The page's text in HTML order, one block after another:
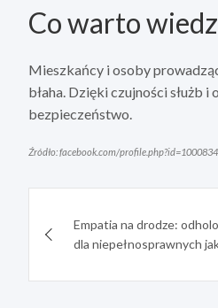
Co warto
Mieszkańcy i osoby
błaha. Dzięki czujności służb
bezpieczeństwo.
Źródło: facebook.com/
wpisuEmpatia na drodze:
dla niepełnosprawnych